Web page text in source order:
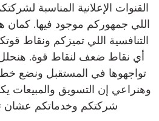
القنوات الإعلانية المناسبة
اللي جمهوركم موجود فيها. كمان
التنافسية اللي تميزكم ونقاط
أي نقاط ضعف لنقاط قوة. هنحلل
تواجهوها في المستقبل ونضع
وهنراعي إن التسويق والمبيعات
شركتكم وخدماتكم عشان